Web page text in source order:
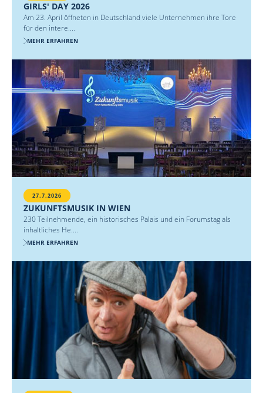
GIRLS' DAY 2026
Am 23. April öffneten in Deutschland viele Unternehmen ihre Tore
für den intere....
MEHR ERFAHREN
27.7.2026
ZUKUNFTSMUSIK IN WIEN
230 Teilnehmende, ein historisches Palais und ein Forumstag als
inhaltliches He....
MEHR ERFAHREN